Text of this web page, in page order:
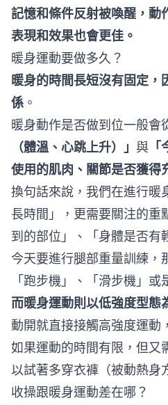
記憶和條件反射被喚醒，動
表現和效果也會更佳。
暖身運動要做多久？
暖身的時間長短沒有固定，
係 。
暖身動作是否做到位一般會
（體溫、心跳上升）」 與
使用的肌肉、關節是否獲得
換句話來說，我們在進行暖
長時間」，更需要關注的重
到的部位」、「身體是否有
今天要進行腿部重量訓練，
「跑步機」、「滑步機」
而暖身運動則以低強度型態
動開就直接接觸高強度運動
如果運動的時間有限，但又
以試著多穿衣褲（被動熱身
收操跟暖身運動差在哪？